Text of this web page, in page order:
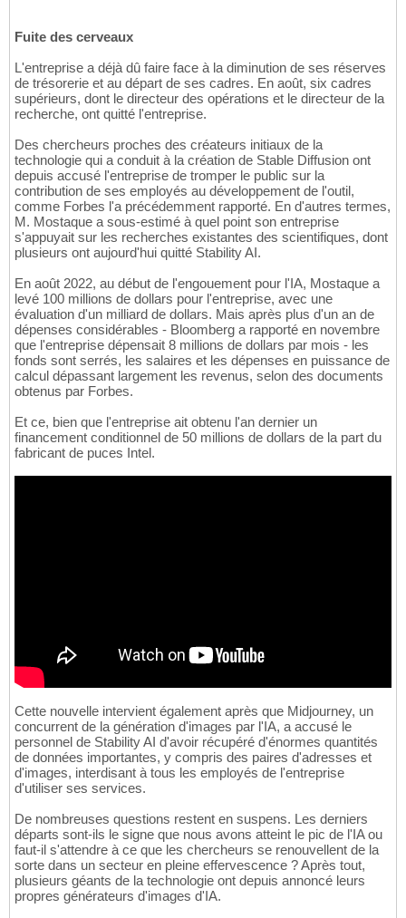
Fuite des cerveaux
L'entreprise a déjà dû faire face à la diminution de ses réserves
de trésorerie et au départ de ses cadres. En août, six cadres
supérieurs, dont le directeur des opérations et le directeur de la
recherche, ont quitté l'entreprise.
Des chercheurs proches des créateurs initiaux de la
technologie qui a conduit à la création de Stable Diffusion ont
depuis accusé l'entreprise de tromper le public sur la
contribution de ses employés au développement de l'outil,
comme Forbes l'a précédemment rapporté. En d'autres termes,
M. Mostaque a sous-estimé à quel point son entreprise
s'appuyait sur les recherches existantes des scientifiques, dont
plusieurs ont aujourd'hui quitté Stability AI.
En août 2022, au début de l'engouement pour l'IA, Mostaque a
levé 100 millions de dollars pour l'entreprise, avec une
évaluation d'un milliard de dollars. Mais après plus d'un an de
dépenses considérables - Bloomberg a rapporté en novembre
que l'entreprise dépensait 8 millions de dollars par mois - les
fonds sont serrés, les salaires et les dépenses en puissance de
calcul dépassant largement les revenus, selon des documents
obtenus par Forbes.
Et ce, bien que l'entreprise ait obtenu l'an dernier un
financement conditionnel de 50 millions de dollars de la part du
fabricant de puces Intel.
Cette nouvelle intervient également après que Midjourney, un
concurrent de la génération d'images par l'IA, a accusé le
personnel de Stability AI d'avoir récupéré d'énormes quantités
de données importantes, y compris des paires d'adresses et
d'images, interdisant à tous les employés de l'entreprise
d'utiliser ses services.
De nombreuses questions restent en suspens. Les derniers
départs sont-ils le signe que nous avons atteint le pic de l'IA ou
faut-il s'attendre à ce que les chercheurs se renouvellent de la
sorte dans un secteur en pleine effervescence ? Après tout,
plusieurs géants de la technologie ont depuis annoncé leurs
propres générateurs d'images d'IA.